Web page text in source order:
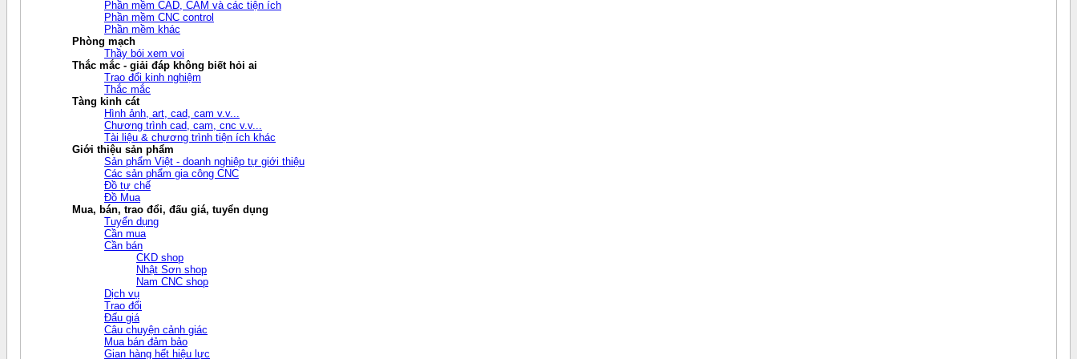
Phần mềm CAD, CAM và các tiện ích
Phần mềm CNC control
Phần mềm khác
Phòng mạch
Thầy bói xem voi
Thắc mắc - giải đáp không biết hỏi ai
Trao đổi kinh nghiệm
Thắc mắc
Tàng kinh cát
Hình ảnh, art, cad, cam v.v...
Chương trình cad, cam, cnc v.v...
Tài liệu & chương trình tiện ích khác
Giới thiệu sản phẩm
Sản phẩm Việt - doanh nghiệp tự giới thiệu
Các sản phẩm gia công CNC
Đồ tự chế
Đồ Mua
Mua, bán, trao đổi, đấu giá, tuyển dụng
Tuyển dụng
Cần mua
Cần bán
CKD shop
Nhật Sơn shop
Nam CNC shop
Dịch vụ
Trao đổi
Đấu giá
Câu chuyện cảnh giác
Mua bán đảm bảo
Gian hàng hết hiệu lực